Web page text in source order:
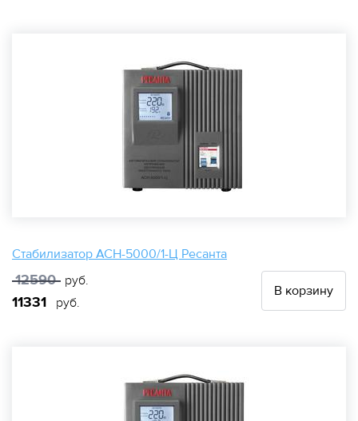
Стабилизатор АСН-5000/1-Ц Ресанта
12590 руб.
11331 руб.
В корзину